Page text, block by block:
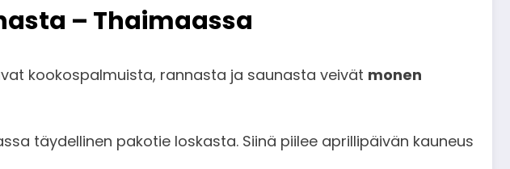
– Thaimaassa
kookospalmuista, rannasta ja saunasta veivät monen
täydellinen pakotie loskasta. Siinä piilee aprillipäivän kauneus